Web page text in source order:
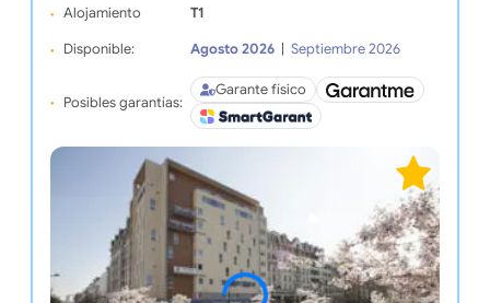
Alojamiento T1
Disponible: Agosto 2026 Septiembre 2026
Posibles garantías:
Garante físico